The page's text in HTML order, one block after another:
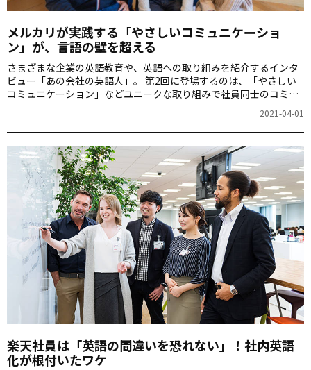
メルカリが実践する「やさしいコミュニケーショ
ン」が、言語の壁を超える
さまざまな企業の英語教育や、英語への取り組みを紹介するインタ
ビュー「あの会社の英語人」。 第2回に登場するのは、「やさしい
コミュニケーション」などユニークな取り組みで社員同士のコミュ
歴を積み、現在はメルカリで日本語トレーナーそしてやさしい日本
語トレーナーとして社員の言語学習をサポートするウィルソン雅代
さんにお話を聞きました。
2021-04-01
楽天社員は「英語の間違いを恐れない」！社内英語
化が根付いたワケ